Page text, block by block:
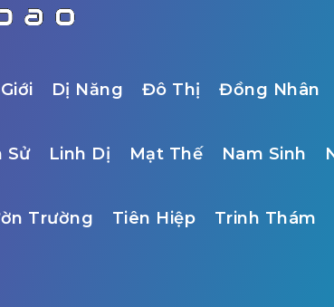
Dị Năng Đô Thị Đồng Nhân
Sử Linh Dị Mạt Thế Nam Sinh
Trường Tiên Hiệp Trinh Thám